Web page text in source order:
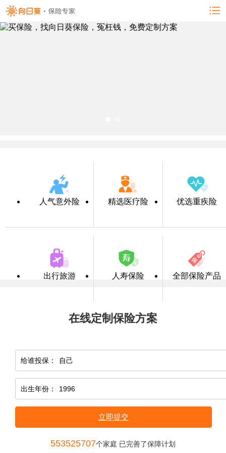
人气意外险 精选医疗险 优选重疾险
出行旅游 人寿保险 全部保险产品
在线定制保险方案
给谁投保：
出生年份：
立即提交
553525707个家庭 已完善了保障计划